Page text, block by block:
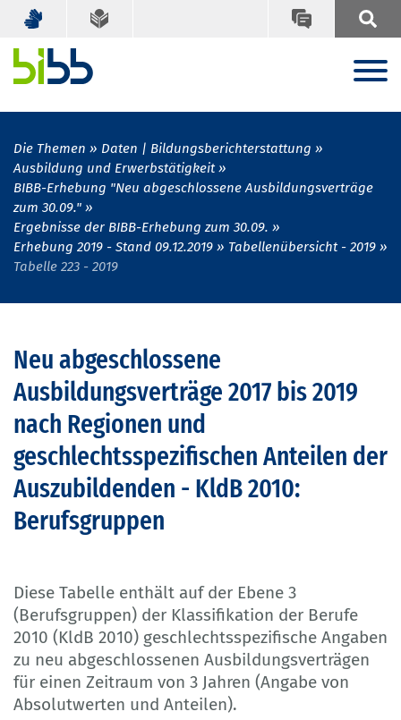
Die Themen
Daten | Bildungsberichterstattung
Ausbildung und Erwerbstätigkeit
BIBB-Erhebung "Neu abgeschlossene Ausbildungsverträge
zum 30.09."
Ergebnisse der BIBB-Erhebung zum 30.09.
Erhebung 2019 - Stand 09.12.2019
Tabellenübersicht - 2019
Tabelle 223 - 2019
Neu abgeschlossene
Ausbildungsverträge 2017 bis 2019
nach Regionen und
geschlechtsspezifischen Anteilen der
Auszubildenden - KldB 2010:
Berufsgruppen
Diese Tabelle enthält auf der Ebene 3
(Berufsgruppen) der Klassifikation der Berufe
2010 (KldB 2010) geschlechtsspezifische Angaben
zu neu abgeschlossenen Ausbildungsverträgen
für einen Zeitraum von 3 Jahren (Angabe von
Absolutwerten und Anteilen).